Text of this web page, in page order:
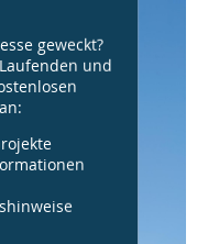
geweckt?
und